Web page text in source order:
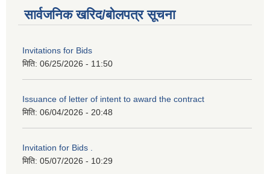
सार्वजनिक खरिद/बोलपत्र सूचना
Invitations for Bids
मिति: 06/25/2026 - 11:50
Issuance of letter of intent to award the contract
मिति: 06/04/2026 - 20:48
Invitation for Bids .
मिति: 05/07/2026 - 10:29